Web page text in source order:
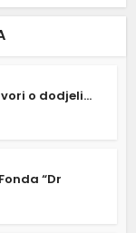
o dodjeli...
“Dr